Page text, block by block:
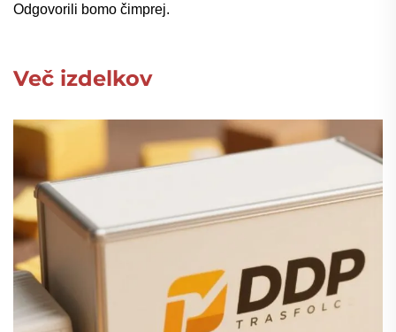
Odgovorili bomo čimprej.
Več izdelkov